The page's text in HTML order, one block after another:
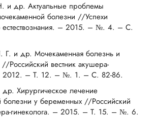
и др. Актуальные проблемы
болезни //Успехи
естествознания. – 2015. – №. 4. – С.
Г. и др. Мочекаменная болезнь и
Российский вестник акушера-
2012. – Т. 12. – №. 1. – С. 82-86.
Хирургическое лечение
болезни у беременных //Российский
гинеколога. – 2015. – Т. 15. – №. 6.